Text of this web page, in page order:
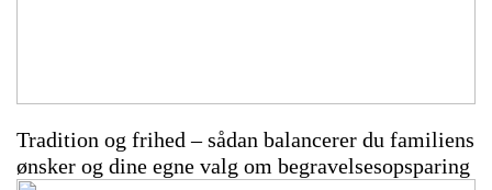
Tradition og frihed – sådan balancerer du familiens
ønsker og dine egne valg om begravelsesopsparing